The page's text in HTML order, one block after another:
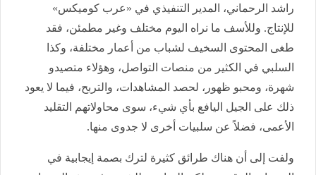
راشد الرحماني، المدير التنفيذي في «عرب كوميكس»
للإنتاج. وللأسف ما نراه اليوم مختلف وغير مطمئن، فقد
طغى المحتوى السخيف لشباب من أعمار مختلفة، وكذا
السلبي في الكثير من منصات التواصل، وهؤلاء متصيدو
شهرة، ومحبو ظهور، لحصد المشاهدات، والتربح، فيما لا يعود
ذلك على الجيل اليافع بأي شيء، سوى محاولاتهم التقليد
الأعمى، فضلاً عن سلبيات أخرى لا جدوى منها.
ولفت إلى أن هناك طرائق كثيرة لترك بصمة إيجابية في